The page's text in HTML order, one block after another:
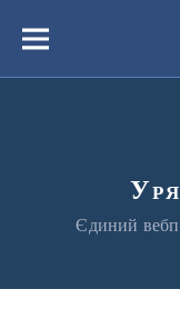
вмістуМеню
Єдиний